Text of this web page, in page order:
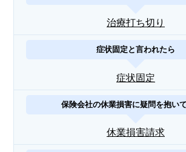
治療打ち切り
症状固定と言われたら
症状固定
保険会社の休業損害に疑問を抱い
休業損害請求